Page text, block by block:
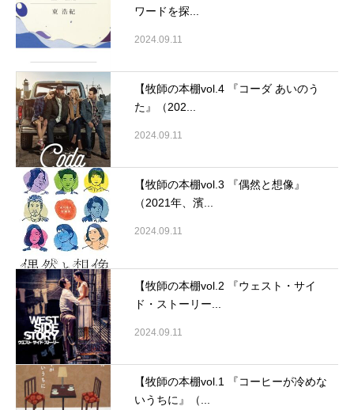
ワードを探...
2024.09.11
【牧師の本棚vol.4 『コーダ あいのう
た』（202...
2024.09.11
【牧師の本棚vol.3 『偶然と想像』
（2021年、濱...
2024.09.11
【牧師の本棚vol.2 『ウェスト・サイ
ド・ストーリー...
2024.09.11
【牧師の本棚vol.1 『コーヒーが冷めな
いうちに』（...